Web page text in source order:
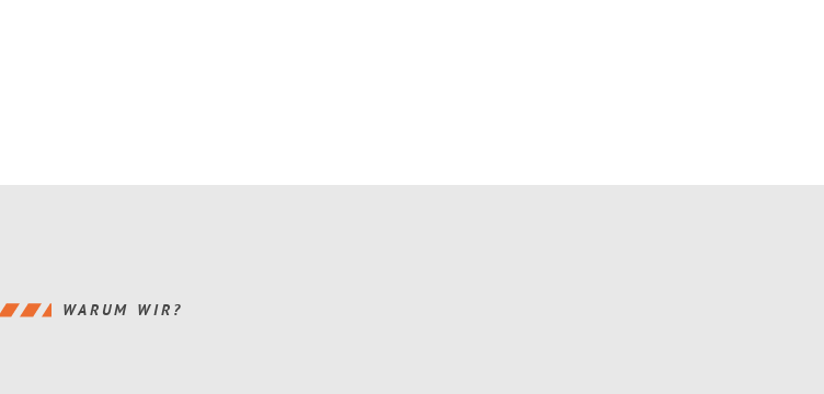
WARUM WIR?